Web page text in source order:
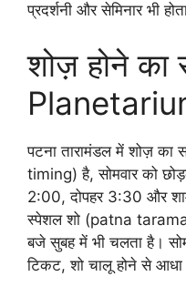
प्रदर्शनी और सेमिनार भी
शोज़ होने
पटना तारामंडल में शोज़
timing) है, सोमवार को
2:00, दोपहर 3:30 और
स्पेशल शो (patna
बजे सुबह में भी चलता है।
टिकट, शो चालू होने से आधा